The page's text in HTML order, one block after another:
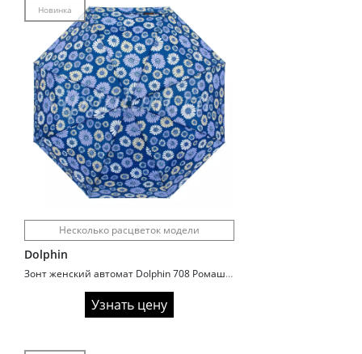
Новинка
Несколько расцветок модели
Dolphin
Зонт женский автомат Dolphin 708 Ромашки
Узнать цену